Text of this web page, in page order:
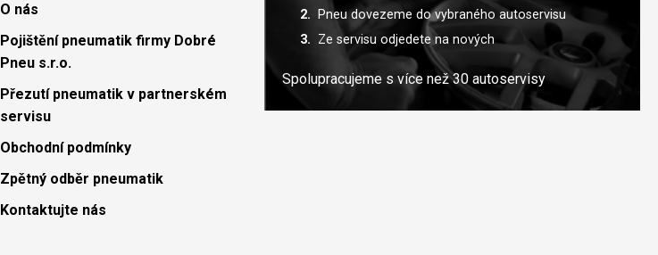
O nás
Pojištění pneumatik firmy Dobré
Pneu s.r.o.
Přezutí pneumatik v partnerském
servisu
Obchodní podmínky
Zpětný odběr pneumatik
Kontaktujte nás
Pneu dovezeme do vybraného autoservisu
Ze servisu odjedete na nových
Spolupracujeme s více než 30 autoservisy